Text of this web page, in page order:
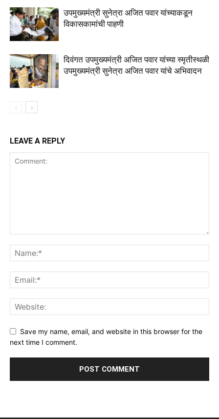
उपमुख्यमंत्री सुनेत्रा अजित पवार यांच्याकडून
विकासकामांची पाहणी
दिवंगत उपमुख्यमंत्री अजित पवार यांच्या स्मृतीस्थळी
उपमुख्यमंत्री सुनेत्रा अजित पवार यांचे अभिवादन
LEAVE A REPLY
Save my name, email, and website in this browser for the
next time I comment.